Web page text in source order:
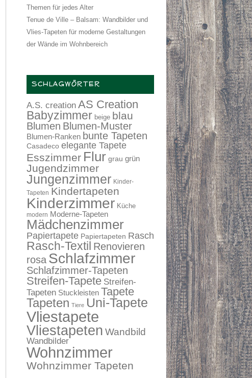
Themen für jedes Alter
Tenue de Ville – Balsam: Wandbilder und
Vlies-Tapeten für moderne Gestaltungen
der Wände im Wohnbereich
SCHLAGWÖRTER
A.S. creation AS Creation
Babyzimmer beige blau
Blumen Blumen-Muster
Blumen-Ranken bunte Tapeten
Casadeco elegante Tapete
Esszimmer Flur grau grün
Jugendzimmer
Jungenzimmer Kinder-
Tapeten Kindertapeten
Kinderzimmer Küche
modern Moderne-Tapeten
Mädchenzimmer
Papiertapete Papiertapeten Rasch
Rasch-Textil Renovieren
rosa Schlafzimmer
Schlafzimmer-Tapeten
Streifen-Tapete Streifen-
Tapeten Stuckleisten Tapete
Tapeten Tiere Uni-Tapete
Vliestapete
Vliestapeten Wandbild
Wandbilder
Wohnzimmer
Wohnzimmer Tapeten